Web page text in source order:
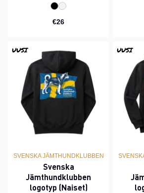
€26
UUSI
SVENSKA JÄMTHUNDKLUBBEN
Svenska
Jämthundklubben
logotyp (Naiset)
UUSI